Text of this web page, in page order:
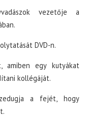
vezetője a
DVD-n.
amiben egy kutyákat
kollégáját.
a fejét, hogy